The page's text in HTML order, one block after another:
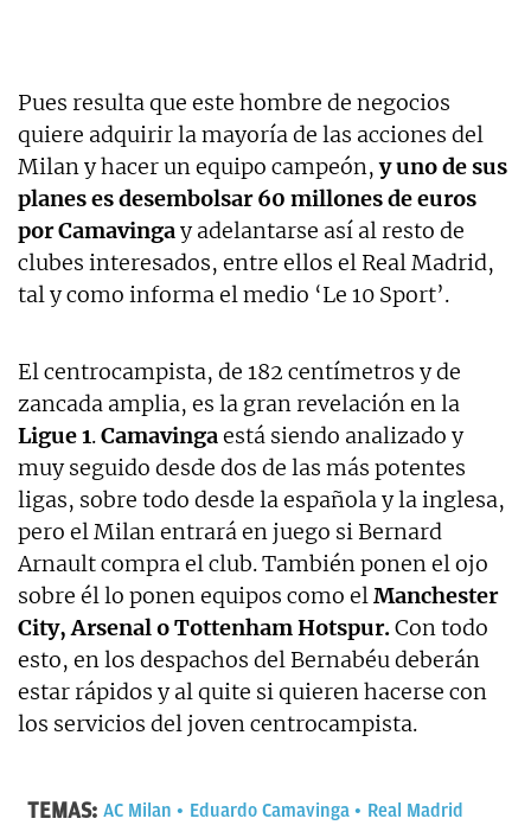
Pues resulta que este hombre de negocios
quiere adquirir la mayoría de las acciones del
Milan y hacer un equipo campeón,y uno de sus
planes es desembolsar 60 millones de euros
por Camavingay adelantarse así al resto de
clubes interesados, entre ellos el Real Madrid,
tal y como informa el medio ‘Le 10 Sport’.
El centrocampista, de 182 centímetros y de
zancada amplia, es la gran revelación en la
Ligue 1.Camavingaestá siendo analizado y
muy seguido desde dos de las más potentes
ligas, sobre todo desde la española y la inglesa,
pero el Milan entrará en juego si Bernard
Arnault compra el club. También ponen el ojo
sobre él lo ponen equipos como elManchester
City, Arsenal o Tottenham Hotspur.Con todo
esto, en los despachos del Bernabéu deberán
estar rápidos y al quite si quieren hacerse con
los servicios del joven centrocampista.
TEMAS: AC Milan Eduardo Camavinga Real Madrid